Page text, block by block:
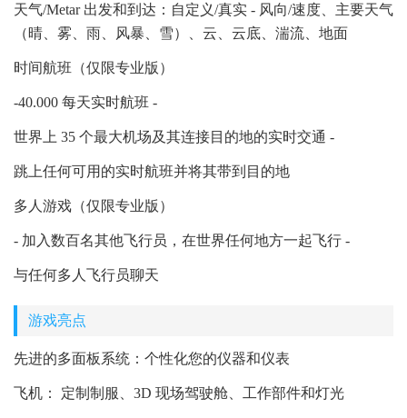
天气/Metar 出发和到达：自定义/真实 - 风向/速度、主要天气
（晴、雾、雨、风暴、雪）、云、云底、湍流、地面
时间航班（仅限专业版）
-40.000 每天实时航班 -
世界上 35 个最大机场及其连接目的地的实时交通 -
跳上任何可用的实时航班并将其带到目的地
多人游戏（仅限专业版）
- 加入数百名其他飞行员，在世界任何地方一起飞行 -
与任何多人飞行员聊天
游戏亮点
先进的多面板系统：个性化您的仪器和仪表
飞机： 定制制服、3D 现场驾驶舱、工作部件和灯光